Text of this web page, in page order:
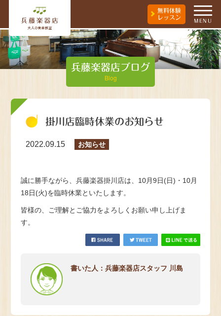
無料体験
レッスン
MENU
兵藤楽器店ブログ
Blog
掛川店臨時休業のお知らせ
2022.09.15 お知らせ
誠に勝手ながら、兵藤楽器掛川店は、10月9日(日)・10月
18日(火)を臨時休業といたします。
皆様の、ご理解とご協力をよろしくお願い申し上げま
す。
書いた人：兵藤楽器店スタッフ 川島